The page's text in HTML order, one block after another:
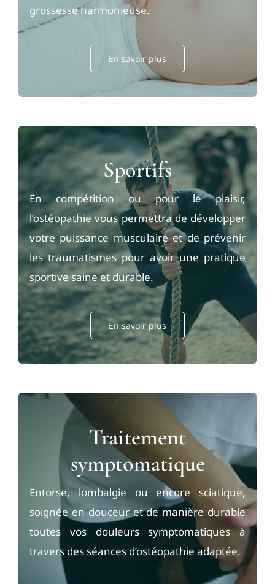
grossesse harmonieuse.
En savoir plus
Sportifs
En compétition ou pour le plaisir,
l’ostéopathie vous permettra de développer
votre puissance musculaire et de prévenir
les traumatismes pour avoir une pratique
sportive saine et durable.
En savoir plus
Traitement
symptomatique
Entorse, lombalgie ou encore sciatique,
soignée en douceur et de manière durable
toutes vos douleurs symptomatiques à
travers des séances d’ostéopathie adaptée.